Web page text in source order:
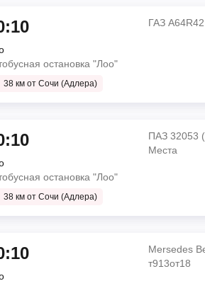
мин
остановка "Лоо"
38 км от Сочи (Адлера)
ГАЗ
мин
остановка "Лоо"
38 км от Сочи (Адлера)
ПАЗ 32053
Места
Mersedes
т913от18